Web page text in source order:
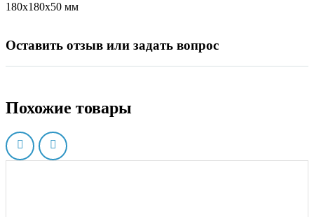
180х180х50 мм
Оставить отзыв или задать вопрос
Похожие товары